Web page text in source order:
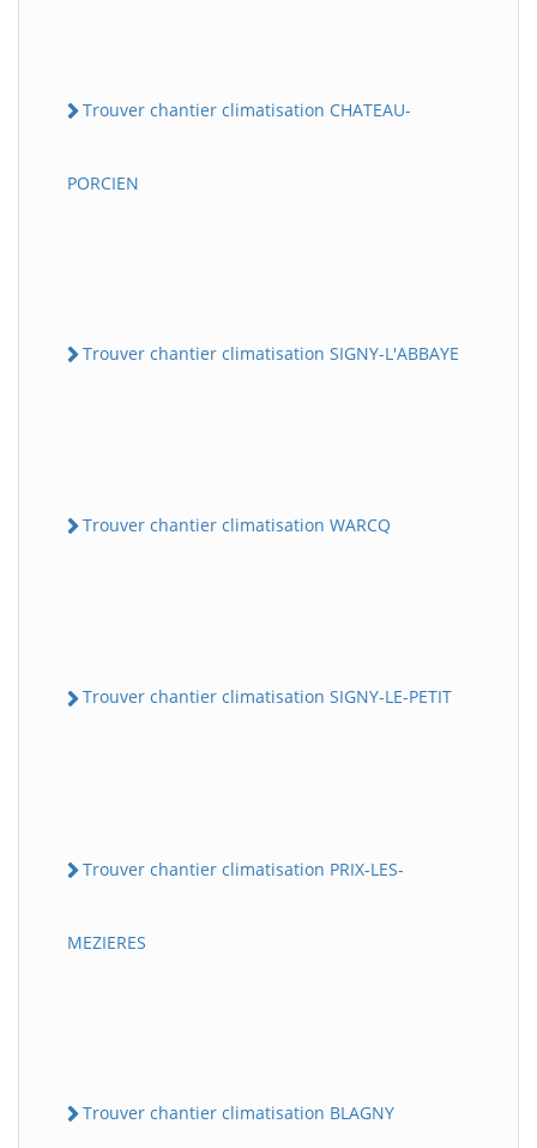
Trouver chantier climatisation CHATEAU-
PORCIEN
Trouver chantier climatisation SIGNY-L'ABBAYE
Trouver chantier climatisation WARCQ
Trouver chantier climatisation SIGNY-LE-PETIT
Trouver chantier climatisation PRIX-LES-
MEZIERES
Trouver chantier climatisation BLAGNY